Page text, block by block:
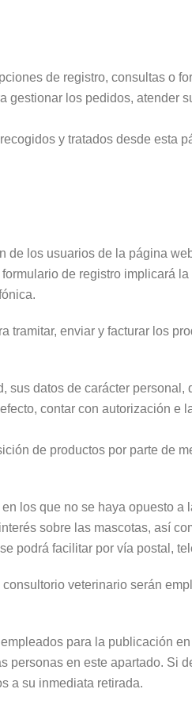
de registro, consultas o
gestionar los pedidos, atender
y tratados desde esta
de los usuarios de la página
de registro implicará la
tramitar, enviar y facturar los
datos de carácter personal,
contar con autorización e
de productos por parte de
los que no se haya opuesto a
sobre las mascotas, así
podrá facilitar por vía postal,
veterinario serán
para la publicación
personas en este apartado. Si
a su inmediata retirada.